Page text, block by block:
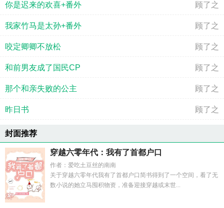
你是迟来的欢喜+番外 顾了之
我家竹马是太孙+番外 顾了之
咬定卿卿不放松 顾了之
和前男友成了国民CP 顾了之
那个和亲失败的公主 顾了之
昨日书 顾了之
封面推荐
穿越六零年代：我有了首都户口
作者：爱吃土豆丝的南南
关于穿越六零年代我有了首都户口简书得到了一个空间，看了无
数小说的她立马囤积物资，准备迎接穿越或末世...